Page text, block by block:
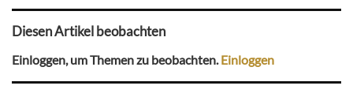
Diesen Artikel beobachten
Einloggen, um Themen zu beobachten.Einloggen